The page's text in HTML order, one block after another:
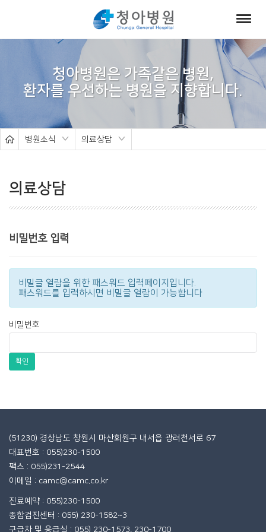
얼
청아병원은 가족같은 병원,
병원소식 의료상담
의료상담
비밀번호 입력
비밀글 열람을 위한 패스워드 입력페이지입니다.
패스워드를 입력하시면 비밀글 열람이 가능합니다
비밀번호
확인
(51230) 경상남도 창원시 마산회원구 내서읍 광려천서로 67
대표번호 : 055)230-1500
팩스 : 055)231-2544
이메일 : camc@camc.co.kr
진료예약 : 055)230-1500
종합검진센터 : 055) 230-1582~3
구급차 및 응급실 : 055) 230-1573, 230-1700